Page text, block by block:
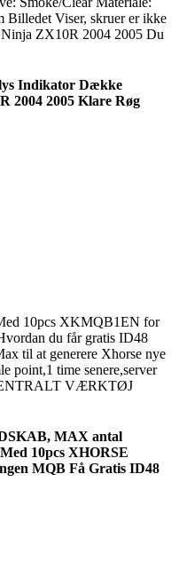
Billedet Viser, skruer er ikke
ZX10R 2004 2005 Du
Indikator Dække
2004 2005 Klare Røg
10pcs XKMQB1EN for
du får gratis ID48
til at generere Xhorse nye
point,1 time senere,server
VÆRKTØJ
MAX antal
10pcs XHORSE
MQB Få Gratis ID48